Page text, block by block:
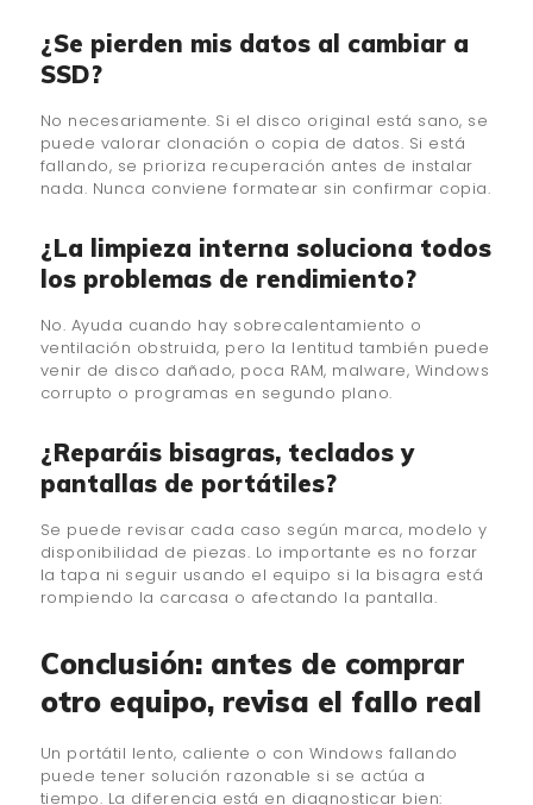
¿Se pierden mis datos al cambiar a
SSD?
No necesariamente. Si el disco original está sano, se
puede valorar clonación o copia de datos. Si está
fallando, se prioriza recuperación antes de instalar
nada. Nunca conviene formatear sin confirmar copia.
¿La limpieza interna soluciona todos
los problemas de rendimiento?
No. Ayuda cuando hay sobrecalentamiento o
ventilación obstruida, pero la lentitud también puede
venir de disco dañado, poca RAM, malware, Windows
corrupto o programas en segundo plano.
¿Reparáis bisagras, teclados y
pantallas de portátiles?
Se puede revisar cada caso según marca, modelo y
disponibilidad de piezas. Lo importante es no forzar
la tapa ni seguir usando el equipo si la bisagra está
rompiendo la carcasa o afectando la pantalla.
Conclusión: antes de comprar
otro equipo, revisa el fallo real
Un portátil lento, caliente o con Windows fallando
puede tener solución razonable si se actúa a
tiempo. La diferencia está en diagnosticar bien: